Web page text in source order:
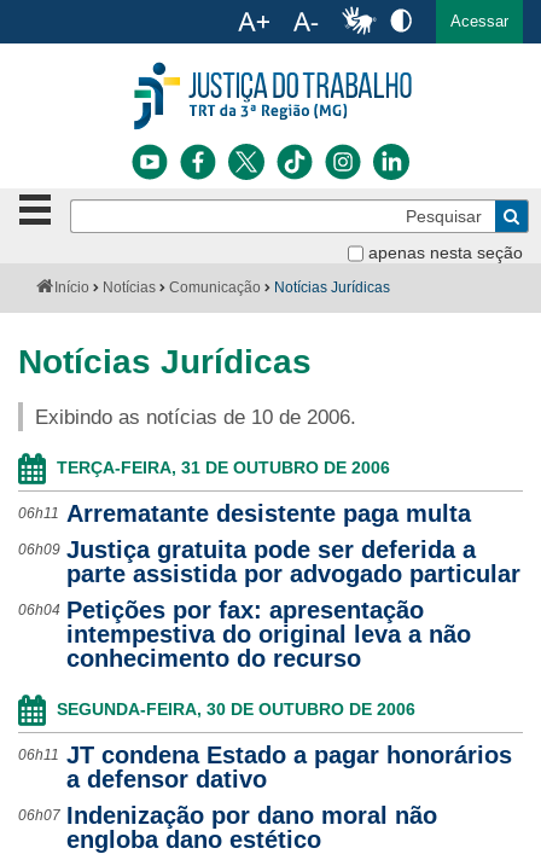
Ir para o menu Ir para a busca Ir para o rodapé
Acessar
apenas nesta seção
Botão
de
clique
ou
Notícias
Serviços
Jurisprudência
Transparência
Legislação
Ouvidoria
Contato
VocêInício Notícias Comunicação Notícias Jurídicas
Notícias Jurídicas
Exibindo as notícias de 10 de 2006.
TERÇA-FEIRA, 31 DE OUTUBRO DE 2006
06h11 Arrematante desistente paga multa
06h09 Justiça gratuita pode ser deferida a
parte assistida por advogado particular
06h04 Petições por fax: apresentação
intempestiva do original leva a não
conhecimento do recurso
SEGUNDA-FEIRA, 30 DE OUTUBRO DE 2006
06h11 JT condena Estado a pagar honorários
a defensor dativo
06h07 Indenização por dano moral não
engloba dano estético